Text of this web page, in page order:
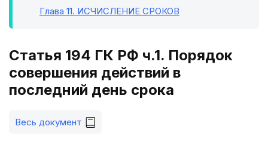
Глава 11. ИСЧИСЛЕНИЕ СРОКОВ
Статья 194 ГК РФ ч.1. Порядок
совершения действий в
последний день срока
Весь документ